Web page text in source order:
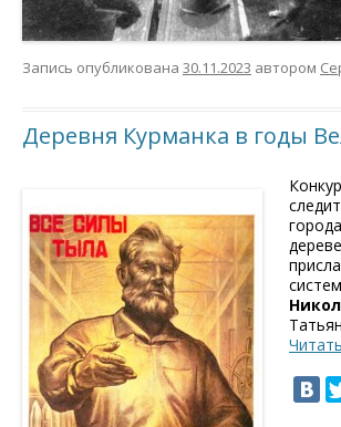
Запись опубликована 30.11.2023 автором
Деревня Курманка в годы